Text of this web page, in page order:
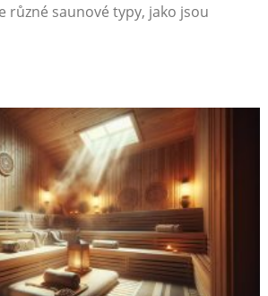
různé saunové typy, jako jsou